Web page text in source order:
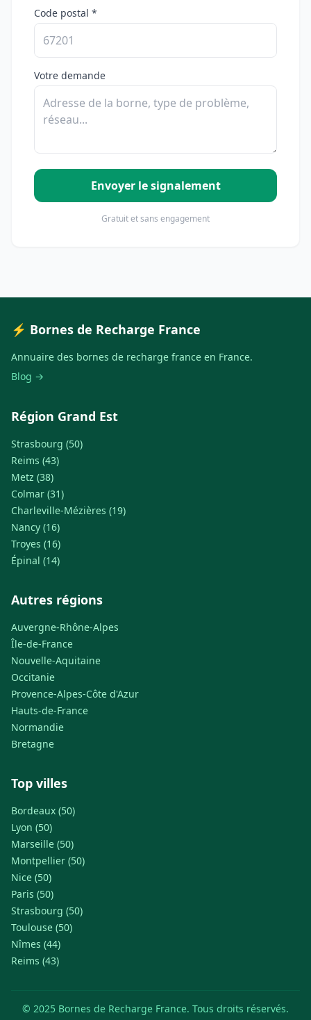
Code postal *
Votre demande
Envoyer le signalement
Gratuit et sans engagement
⚡ Bornes de Recharge France
Annuaire des bornes de recharge france en France.
Blog →
Région Grand Est
Strasbourg (50)
Reims (43)
Metz (38)
Colmar (31)
Charleville-Mézières (19)
Nancy (16)
Troyes (16)
Épinal (14)
Autres régions
Auvergne-Rhône-Alpes
Île-de-France
Nouvelle-Aquitaine
Occitanie
Provence-Alpes-Côte d'Azur
Hauts-de-France
Normandie
Bretagne
Top villes
Bordeaux (50)
Lyon (50)
Marseille (50)
Montpellier (50)
Nice (50)
Paris (50)
Strasbourg (50)
Toulouse (50)
Nîmes (44)
Reims (43)
© 2025 Bornes de Recharge France. Tous droits réservés.